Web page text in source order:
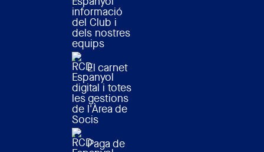
informació
del Club i
dels nostres
equips
El carnet
digital i totes
les gestions
de l'Àrea de
Socis
Paga de